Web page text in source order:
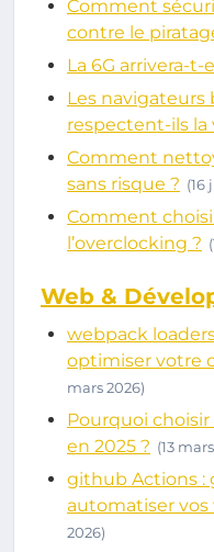
Comment
contre le
La 6G arrivera-t-
Les navigateurs
respectent-ils la
Comment
sans risque ? (16
Comment
l’overclocking ?
Web &
webpack
optimiser votre
mars 2026)
Pourquoi
en 2025 ? (13
github Actions :
automatiser vos
2026)